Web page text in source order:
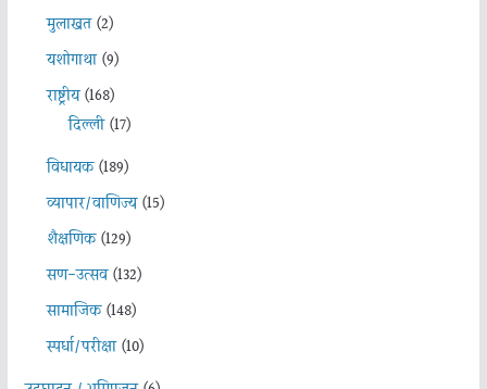
मुलाखत(2)
यशोगाथा(9)
राष्ट्रीय(168)
दिल्ली(17)
विधायक(189)
व्यापार/वाणिज्य(15)
शैक्षणिक(129)
सण-उत्सव(132)
सामाजिक(148)
स्पर्धा/परीक्षा(10)